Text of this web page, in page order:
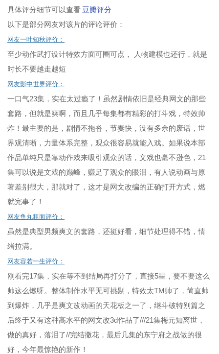
具体评分细节可以查看 豆瓣评分
以下是部分网友对该片的评论评价：
网友一叶知秋评价：
至少动作武打设计特效方面可圈可点， 人物建模也还行，就是
时长不要越走越短
网友影中世界评价：
一口气23集，实在太过瘾了！虽然剧情依旧是经典网文的那些
套路，但就是爽啊，而且几乎每集都有精彩的打斗戏，特效帅
炸！最主要的是，剧情不拖沓，节奏快，没有多余的废话，世
界观清晰，力量体系完整，观众很容易就能入戏。如果说本部
作品单纯只是靠动作戏来吸引观众的话，文戏也毫不逊色，21
集可以说是文戏的巅峰，赚足了观众的眼泪，有人说动画与原
著差别很大，那就对了，这才是网文改编的正确打开方式，燃
就完事了！
网友鱼丸粗面评价：
虽然是典型男频爽文的套路，还挺好看，细节处理得不错，情
绪拉满。
网友容若一生评价：
刚看完17集，实在等不到结局再打分了，直接5星，要不要这么
帅这么燃呀。整体制作水平无可挑剔，特效太TM帅了，简直帅
到爆炸，几乎是爽文改动画的天花板之一了，继斗破特别篇之
后终于又有这种高水平的网文改3d作品了///21集梅元知离世，
做的真好，落泪了//完结撒花，最后几集的东宁府之战做的很
好，今年最惊艳的新作！